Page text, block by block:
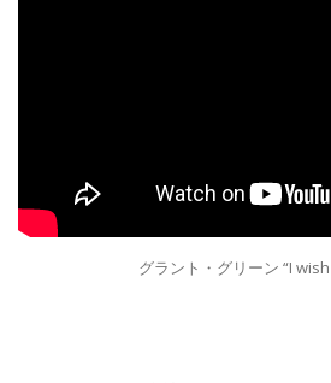
グラント・グリーン “I